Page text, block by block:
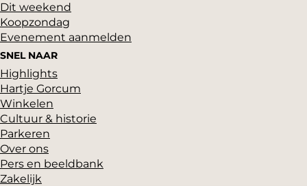
o
p
F
a
c
e
b
o
o
o
p
P
i
n
t
e
r
e
o
p
Dit weekend
Koopzondag
Evenement aanmelden
SNEL NAAR
Highlights
Hartje Gorcum
Winkelen
Cultuur & historie
Parkeren
Over ons
Pers en beeldbank
Zakelijk